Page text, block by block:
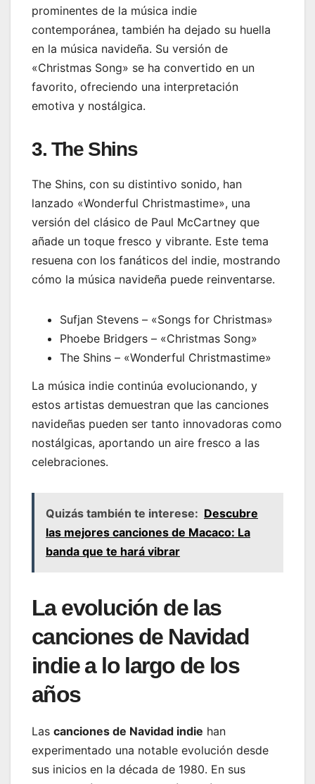
prominentes de la música indie
contemporánea, también ha dejado su huella
en la música navideña. Su versión de
«Christmas Song» se ha convertido en un
favorito, ofreciendo una interpretación
emotiva y nostálgica.
3. The Shins
The Shins, con su distintivo sonido, han
lanzado «Wonderful Christmastime», una
versión del clásico de Paul McCartney que
añade un toque fresco y vibrante. Este tema
resuena con los fanáticos del indie, mostrando
cómo la música navideña puede reinventarse.
Sufjan Stevens – «Songs for Christmas»
Phoebe Bridgers – «Christmas Song»
The Shins – «Wonderful Christmastime»
La música indie continúa evolucionando, y
estos artistas demuestran que las canciones
navideñas pueden ser tanto innovadoras como
nostálgicas, aportando un aire fresco a las
celebraciones.
Quizás también te interese: Descubre
las mejores canciones de Macaco: La
banda que te hará vibrar
La evolución de las
canciones de Navidad
indie a lo largo de los
años
Las canciones de Navidad indie han
experimentado una notable evolución desde
sus inicios en la década de 1980. En sus